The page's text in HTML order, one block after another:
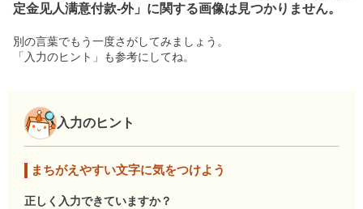
定金见人满意付款-外」に関する画像は見つかりません。
別の言葉でもう一度さがしてみましょう。
「入力のヒント」も参考にしてね。
入力のヒント
まちがえやすい文字に気をつけよう
正しく入力できていますか？